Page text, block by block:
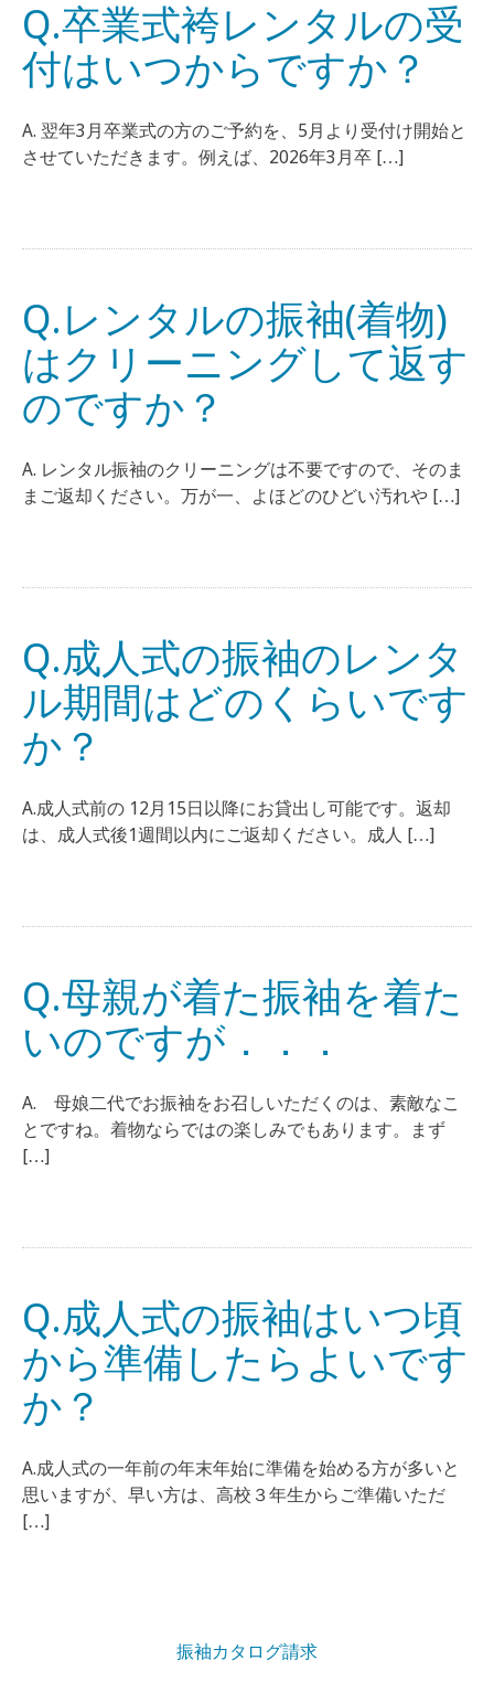
Q.卒業式袴レンタルの受
付はいつからですか？
A. 翌年3月卒業式の方のご予約を、5月より受付け開始と
させていただきます。例えば、2026年3月卒 […]
Q.レンタルの振袖(着物)
はクリーニングして返す
のですか？
A. レンタル振袖のクリーニングは不要ですので、そのま
まご返却ください。万が一、よほどのひどい汚れや […]
Q.成人式の振袖のレンタ
ル期間はどのくらいです
か？
A.成人式前の 12月15日以降にお貸出し可能です。返却
は、成人式後1週間以内にご返却ください。成人 […]
Q.母親が着た振袖を着た
いのですが．．．
A. 母娘二代でお振袖をお召しいただくのは、素敵なこ
とですね。着物ならではの楽しみでもあります。まず
[…]
Q.成人式の振袖はいつ頃
から準備したらよいです
か？
A.成人式の一年前の年末年始に準備を始める方が多いと
思いますが、早い方は、高校３年生からご準備いただ
[…]
振袖カタログ請求